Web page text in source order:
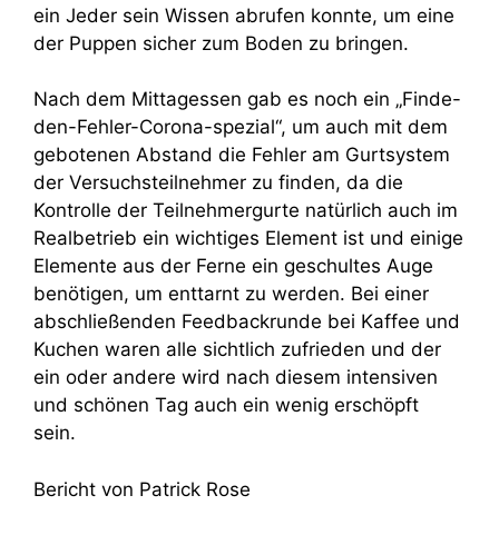
ein Jeder sein Wissen abrufen konnte, um eine
der Puppen sicher zum Boden zu bringen.
Nach dem Mittagessen gab es noch ein „Finde-
den-Fehler-Corona-spezial“, um auch mit dem
gebotenen Abstand die Fehler am Gurtsystem
der Versuchsteilnehmer zu finden, da die
Kontrolle der Teilnehmergurte natürlich auch im
Realbetrieb ein wichtiges Element ist und einige
Elemente aus der Ferne ein geschultes Auge
benötigen, um enttarnt zu werden. Bei einer
abschließenden Feedbackrunde bei Kaffee und
Kuchen waren alle sichtlich zufrieden und der
ein oder andere wird nach diesem intensiven
und schönen Tag auch ein wenig erschöpft
sein.
Bericht von Patrick Rose